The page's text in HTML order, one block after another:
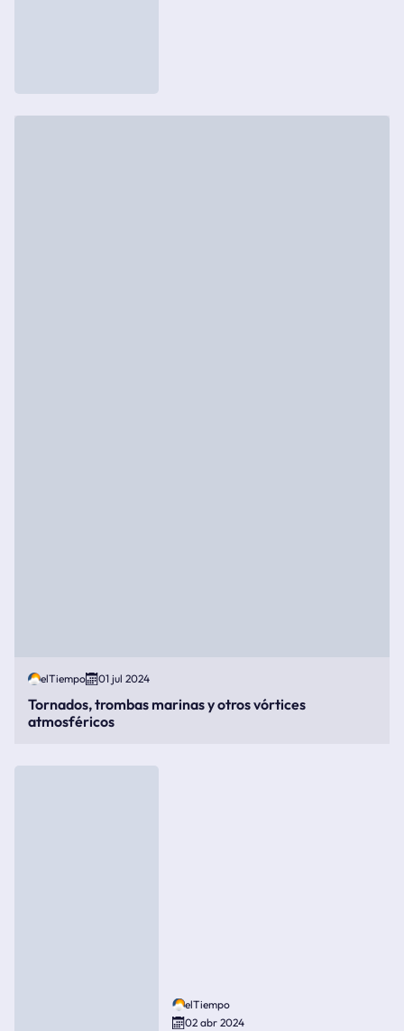
elTiempo 01 jul 2024
Tornados, trombas marinas y otros vórtices
atmosféricos
elTiempo
02 abr 2024